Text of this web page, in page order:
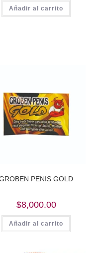
Añadir al carrito
PENIS GOLD
$8,000.00
Añadir al carrito